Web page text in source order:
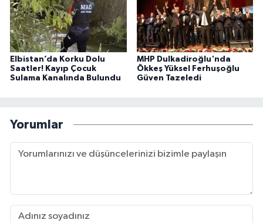
Elbistan’da Korku Dolu
Saatler! Kayıp Çocuk
Sulama Kanalında Bulundu
MHP Dulkadiroğlu'nda
Ökkeş Yüksel Ferhuşoğlu
Güven Tazeledi
Yorumlar